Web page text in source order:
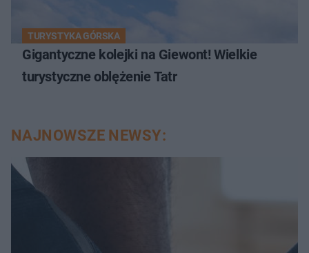
TURYSTYKA GÓRSKA
Gigantyczne kolejki na Giewont! Wielkie
turystyczne oblężenie Tatr
NAJNOWSZE NEWSY: